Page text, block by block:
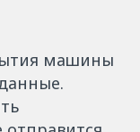
машины